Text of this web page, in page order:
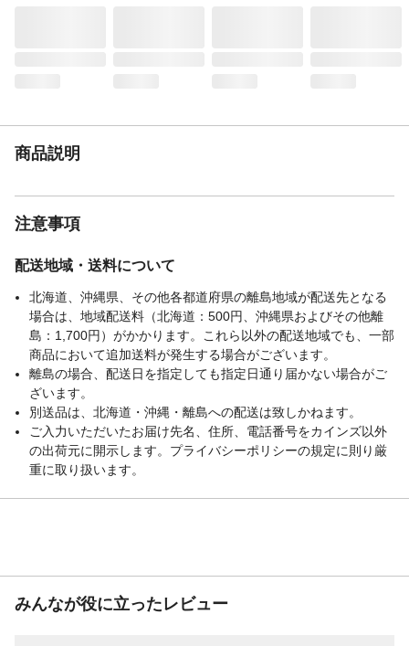
商品説明
注意事項
配送地域・送料について
北海道、沖縄県、その他各都道府県の離島地域が配送先となる
場合は、地域配送料（北海道：500円、沖縄県およびその他離
島：1,700円）がかかります。これら以外の配送地域でも、一部
商品において追加送料が発生する場合がございます。
離島の場合、配送日を指定しても指定日通り届かない場合がご
ざいます。
別送品は、北海道・沖縄・離島への配送は致しかねます。
ご入力いただいたお届け先名、住所、電話番号をカインズ以外
の出荷元に開示します。プライバシーポリシーの規定に則り厳
重に取り扱います。
みんなが役に立ったレビュー